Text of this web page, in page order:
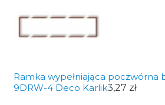
Ramka wypełniająca poczwórna
9DRW-4 Deco Karlik3,27 zł